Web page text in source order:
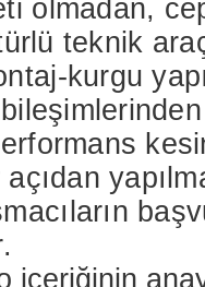
olmadan,
teknik
kurgu
içeriğinin